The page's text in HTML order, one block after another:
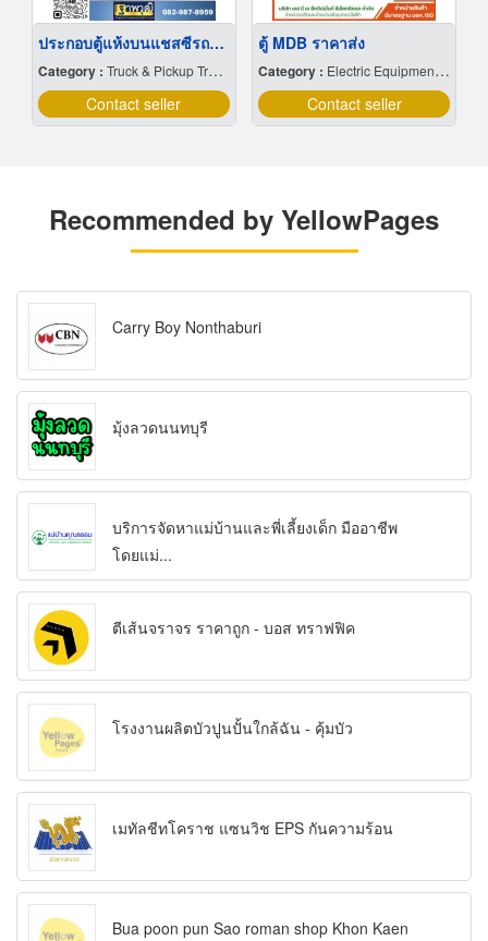
ประกอบตู้แห้งบนแชสซีรถบรรทุก
Category : Truck & Pickup Truck-Bodies & Roof Racks
Contact seller
ตู้ MDB ราคาส่ง
Category : Electric Equipment & Supplies-Retail
Contact seller
Recommended by YellowPages
Carry Boy Nonthaburi
มุ้งลวดนนทบุรี
บริการจัดหาแม่บ้านและพี่เลี้ยงเด็ก มืออาชีพ
โดยแม่...
ตีเส้นจราจร ราคาถูก - บอส ทราฟฟิค
โรงงานผลิตบัวปูนปั้นใกล้ฉัน - คุ้มบัว
เมทัลชีทโคราช แซนวิช EPS กันความร้อน
Bua poon pun Sao roman shop Khon Kaen